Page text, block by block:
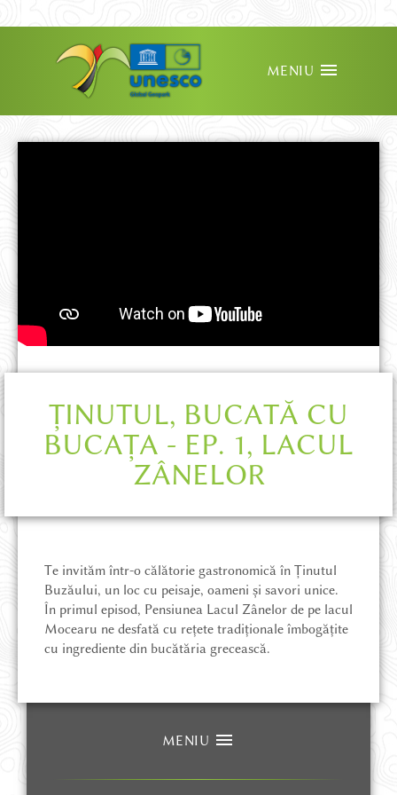
MENIU
VIEW IN ENGLISH
REDIRECȚIONEAZĂ 3.5%
PROIECTE ȘI NOUTĂȚI
POVEȘTI DIN ȚINUT
MAGAZIN ONLINE
CE POT SĂ VĂD
CUM AJUNG
UNDE STAU
HĂRȚI ȘI CĂRȚI
ȚINUTUL, BUCATĂ CU
BUCAȚA - EP. 1, LACUL
ZÂNELOR
Te invităm într-o călătorie gastronomică în Ținutul
Buzăului, un loc cu peisaje, oameni și savori unice.
În primul episod, Pensiunea Lacul Zânelor de pe lacul
Mocearu ne desfată cu rețete tradiționale îmbogățite
cu ingrediente din bucătăria grecească.
MENIU